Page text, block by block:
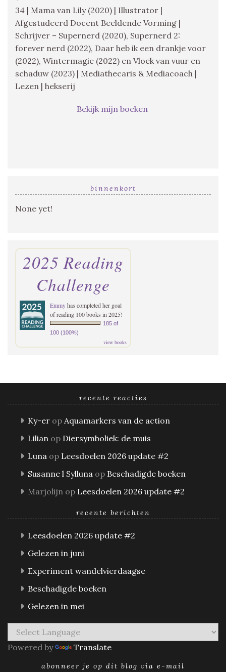
34 | Mama van Lily (2020) | Illustrator |
Afgestudeerd Docent Beeldende Vorming |
Schrijver – Supernerd (2020), Supernerd 2:
forever nerd (2022), Daar heb ik een drankje voor
(2022), Wintermagie (2022) en Vloek van vuur en
schaduw (2023) | Mediathecaris & Mediacoach |
Lezen | hekserij
Bekijk mijn boeken
binnenkort
None yet!
2025 Reading
Challenge
Emmyhas completed her goal
of reading 100 books in 2025!
185 of
100 (100%)
view books
recente reacties
Ky-er op Aquamarkers van de action
Lilian op Diersymboliek: de muis
Luna op Leesdoelen 2026 update #2
Susanne l Sylluna op Beschadigde boeken
Marjolijn op Leesdoelen 2026 update #2
recente berichten
Leesdoelen 2026 update #2
Gelezen in juni
Experiment wandelvierdaagse
Beschadigde boeken
Gelezen in mei
Powered by Translate
abonneer je op dit blog via e-mail